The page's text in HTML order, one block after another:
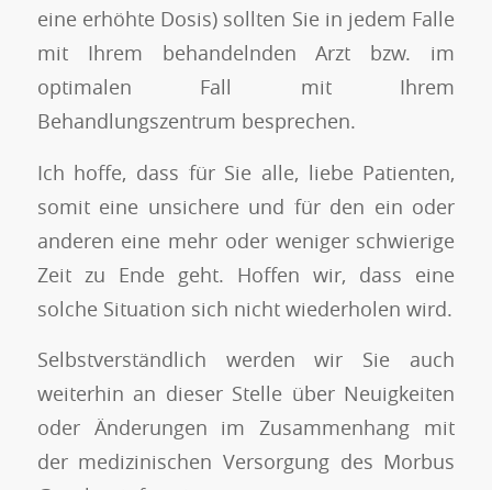
eine erhöhte Dosis) sollten Sie in jedem Falle
mit Ihrem behandelnden Arzt bzw. im
optimalen Fall mit Ihrem
Behandlungszentrum besprechen.
Ich hoffe, dass für Sie alle, liebe Patienten,
somit eine unsichere und für den ein oder
anderen eine mehr oder weniger schwierige
Zeit zu Ende geht. Hoffen wir, dass eine
solche Situation sich nicht wiederholen wird.
Selbstverständlich werden wir Sie auch
weiterhin an dieser Stelle über Neuigkeiten
oder Änderungen im Zusammenhang mit
der medizinischen Versorgung des Morbus